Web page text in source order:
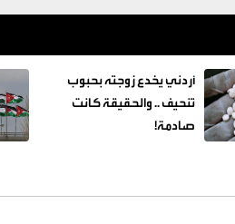
لأنظمة حماية البيانات وأمن المعلومات
أردني يخدع زوجته بحبوب
تنحيف .. والحقيقة كانت
صادمة!